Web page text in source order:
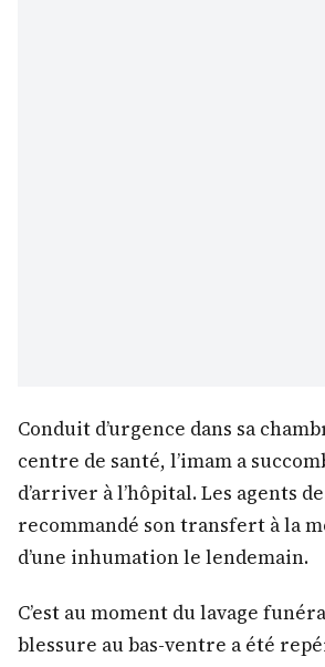
Conduit d’urgence dans sa
centre de santé, l’imam a
d’arriver à l’hôpital. Les agents
recommandé son transfert à la
d’une inhumation le lendemain.
C’est au moment du lavage
blessure au bas-ventre a été